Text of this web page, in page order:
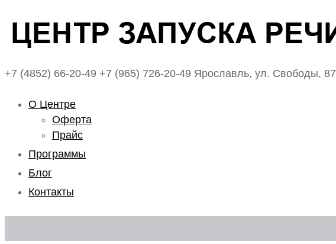
+7 (4852) 66-20-49 +7 (965) 726-20-49 Ярославль, ул. Свободы, 87
О Центре
Оферта
Прайс
Программы
Блог
Контакты